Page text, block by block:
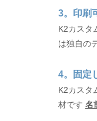
3。印刷
K2カスタ
は独自の
4。固定
K2カスタ
材です 名